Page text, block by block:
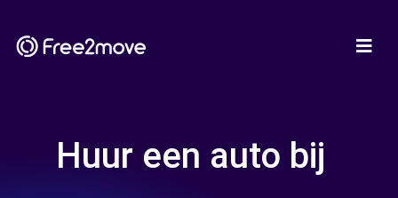
Huur een auto bij